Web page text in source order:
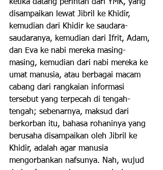
ketika datang perintah dari YMK, yang
disampaikan lewat Jibril ke Khidir,
kemudian dari Khidir ke saudara-
saudaranya, kemudian dari Ifrit, Adam,
dan Eva ke nabi mereka masing-
masing, kemudian dari nabi mereka ke
umat manusia, atau berbagai macam
cabang dari rangkaian informasi
tersebut yang terpecah di tengah-
tengah; sebenarnya, maksud dari
berkorban itu, bahasa rohaninya yang
berusaha disampaikan oleh Jibril ke
Khidir, adalah agar manusia
mengorbankan nafsunya. Nah, wujud